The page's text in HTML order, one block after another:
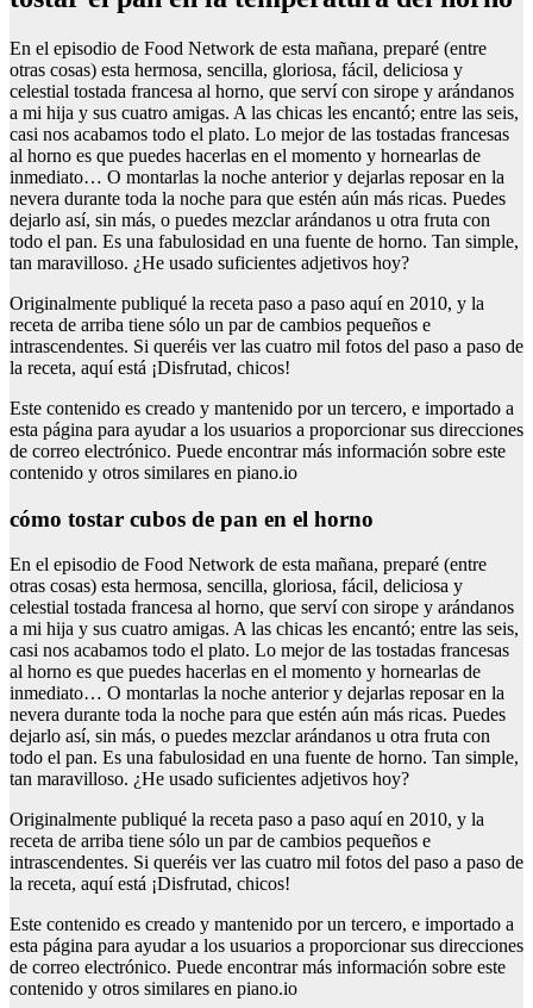
En el episodio de Food Network de esta mañana, preparé (entre
otras cosas) esta hermosa, sencilla, gloriosa, fácil, deliciosa y
celestial tostada francesa al horno, que serví con sirope y arándanos
a mi hija y sus cuatro amigas. A las chicas les encantó; entre las seis,
casi nos acabamos todo el plato. Lo mejor de las tostadas francesas
al horno es que puedes hacerlas en el momento y hornearlas de
inmediato… O montarlas la noche anterior y dejarlas reposar en la
nevera durante toda la noche para que estén aún más ricas. Puedes
dejarlo así, sin más, o puedes mezclar arándanos u otra fruta con
todo el pan. Es una fabulosidad en una fuente de horno. Tan simple,
tan maravilloso. ¿He usado suficientes adjetivos hoy?
Originalmente publiqué la receta paso a paso aquí en 2010, y la
receta de arriba tiene sólo un par de cambios pequeños e
intrascendentes. Si queréis ver las cuatro mil fotos del paso a paso de
la receta, aquí está ¡Disfrutad, chicos!
Este contenido es creado y mantenido por un tercero, e importado a
esta página para ayudar a los usuarios a proporcionar sus direcciones
de correo electrónico. Puede encontrar más información sobre este
contenido y otros similares en piano.io
cómo tostar cubos de pan en el horno
En el episodio de Food Network de esta mañana, preparé (entre
otras cosas) esta hermosa, sencilla, gloriosa, fácil, deliciosa y
celestial tostada francesa al horno, que serví con sirope y arándanos
a mi hija y sus cuatro amigas. A las chicas les encantó; entre las seis,
casi nos acabamos todo el plato. Lo mejor de las tostadas francesas
al horno es que puedes hacerlas en el momento y hornearlas de
inmediato… O montarlas la noche anterior y dejarlas reposar en la
nevera durante toda la noche para que estén aún más ricas. Puedes
dejarlo así, sin más, o puedes mezclar arándanos u otra fruta con
todo el pan. Es una fabulosidad en una fuente de horno. Tan simple,
tan maravilloso. ¿He usado suficientes adjetivos hoy?
Originalmente publiqué la receta paso a paso aquí en 2010, y la
receta de arriba tiene sólo un par de cambios pequeños e
intrascendentes. Si queréis ver las cuatro mil fotos del paso a paso de
la receta, aquí está ¡Disfrutad, chicos!
Este contenido es creado y mantenido por un tercero, e importado a
esta página para ayudar a los usuarios a proporcionar sus direcciones
de correo electrónico. Puede encontrar más información sobre este
contenido y otros similares en piano.io